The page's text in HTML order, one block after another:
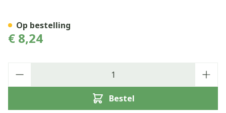
€ 8,24
Bestel
Op bestelling